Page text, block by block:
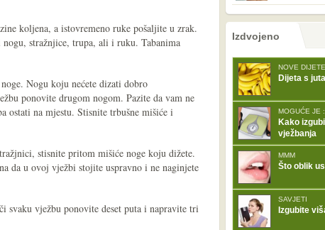
koljena, a istovremeno ruke pošaljite u zrak.
stražnjice, trupa, ali i ruku. Tabanima
Nogu koju nećete dizati dobro
ponovite drugom nogom. Pazite da vam ne
na mjestu. Stisnite trbušne mišiće i
stisnite pritom mišiće noge koju dižete.
da u ovoj vježbi stojite uspravno i ne naginjete
svaku vježbu ponovite deset puta i napravite tri
nema prethodne stranice
sljedećeIzdvojeno
NOVE DIJETE
Dijeta s
MOGUĆE JE
Kako
vježbanja
MMM
Što oblik
SAVJETI
Izgubite